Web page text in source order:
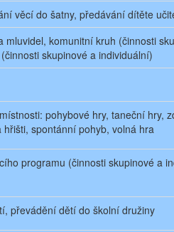
věcí do šatny, předávání dítěte
komunitní kruh (činnosti
skupinové a individuální)
pohybové hry, taneční hry,
spontánní pohyb, volná hra
programu (činnosti skupinové a
převádění dětí do školní družiny